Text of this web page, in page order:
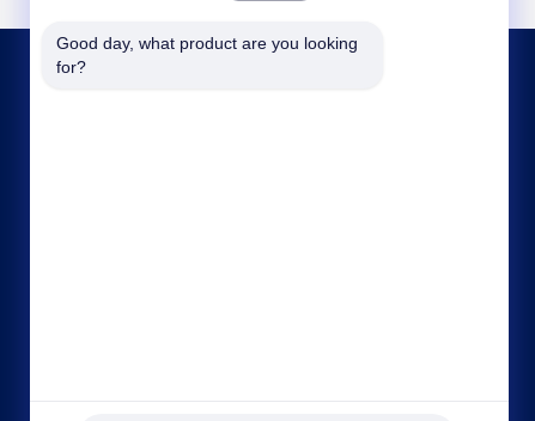
Good day, what product are you looking
for?